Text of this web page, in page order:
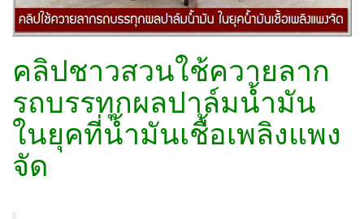
คลิปชาวสวนใช้ควายลาก
รถบรรทุกผลปาล์มน้ำมัน
ในยุคที่น้ำมันเชื้อเพลิงแพง
จัด